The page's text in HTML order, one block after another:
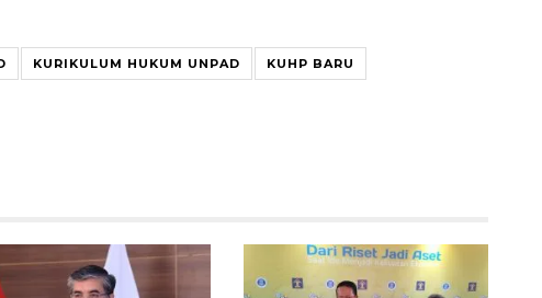
KURIKULUM HUKUM UNPAD KUHP BARU